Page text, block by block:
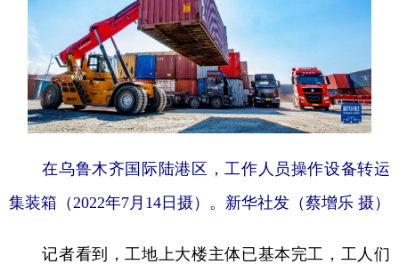
在乌鲁木齐国际陆港区，工作人员操作设备转运
集装箱（2022年7月14日摄）。新华社发（蔡增乐 摄）
记者看到，工地上大楼主体已基本完工，工人们